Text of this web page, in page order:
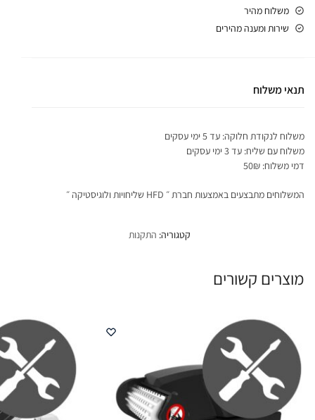
משלוח מהיר
שירות ומענה מהירים
תנאי משלוח
משלוח לנקודת חלוקה: עד 5 ימי עסקים
משלוח עם שליח: עד 3 ימי עסקים
דמי משלוח: 50₪
המשלוחים מתבצעים באמצעות חברת ״ HFD שליחויות ולוגיסטיקה ״
קטגוריה: התקנות
מוצרים קשורים